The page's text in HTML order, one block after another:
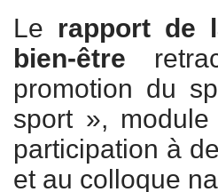
Le rapport de
bien-être
promotion du
sport »,
participation à
et au colloque